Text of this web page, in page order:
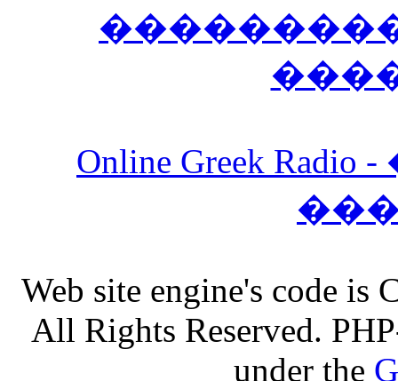
Online Greek
Web site engine's code
All Rights Reserved.
under the